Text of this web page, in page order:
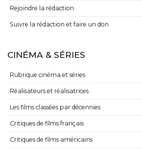
Rejoindre la rédaction
Suivre la rédaction et faire un don
CINÉMA & SÉRIES
Rubrique cinéma et séries
Réalisateurs et réalisatrices
Les films classées par décennies
Critiques de films français
Critiques de films américains